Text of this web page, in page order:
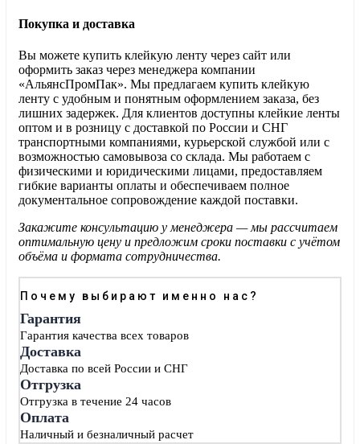
Покупка и доставка
Вы можете купить клейкую ленту через сайт или
оформить заказ через менеджера компании
«АльянсПромПак». Мы предлагаем купить клейкую
ленту с удобным и понятным оформлением заказа, без
лишних задержек. Для клиентов доступны клейкие ленты
оптом и в розницу с доставкой по России и СНГ
транспортными компаниями, курьерской службой или с
возможностью самовывоза со склада. Мы работаем с
физическими и юридическими лицами, предоставляем
гибкие варианты оплаты и обеспечиваем полное
документальное сопровождение каждой поставки.
Закажите консультацию у менеджера — мы рассчитаем
оптимальную цену и предложим сроки поставки с учётом
объёма и формата сотрудничества.
Почему выбирают именно нас?
Гарантия
Гарантия качества всех товаров
Доставка
Доставка по всей России и СНГ
Отгрузка
Отгрузка в течение 24 часов
Оплата
Наличный и безналичный расчет